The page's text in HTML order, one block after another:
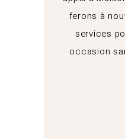
appel à vos
pour la prochaine
aucun doute !